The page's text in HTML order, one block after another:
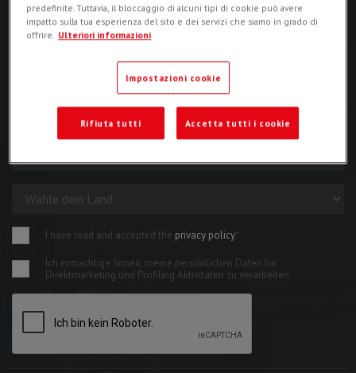
I have read and accepted the privacy policy*
Ich ermächtige Simex, meine persönlichen Daten für
Direktmarketing und Profiling Aktivitäten zu verarbeiten
predefinite. Tuttavia, il bloccaggio di alcuni tipi di cookie può avere
impatto sulla tua esperienza del sito e dei servizi che siamo in grado di
offrire. Ulteriori informazioni
Impostazioni cookie
Rifiuta tutti Accetta tutti i cookie